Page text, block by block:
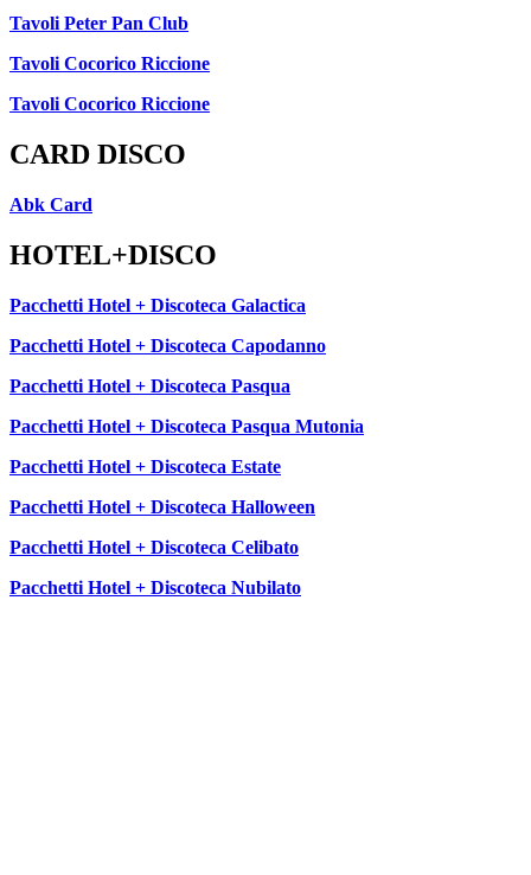
Tavoli Peter Pan Club
Tavoli Cocorico Riccione
Tavoli Cocorico Riccione
CARD DISCO
Abk Card
HOTEL+DISCO
Pacchetti Hotel + Discoteca Galactica
Pacchetti Hotel + Discoteca Capodanno
Pacchetti Hotel + Discoteca Pasqua
Pacchetti Hotel + Discoteca Pasqua Mutonia
Pacchetti Hotel + Discoteca Estate
Pacchetti Hotel + Discoteca Halloween
Pacchetti Hotel + Discoteca Celibato
Pacchetti Hotel + Discoteca Nubilato